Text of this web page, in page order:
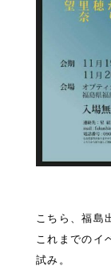
こちら、福島
これまでのイ
試み。